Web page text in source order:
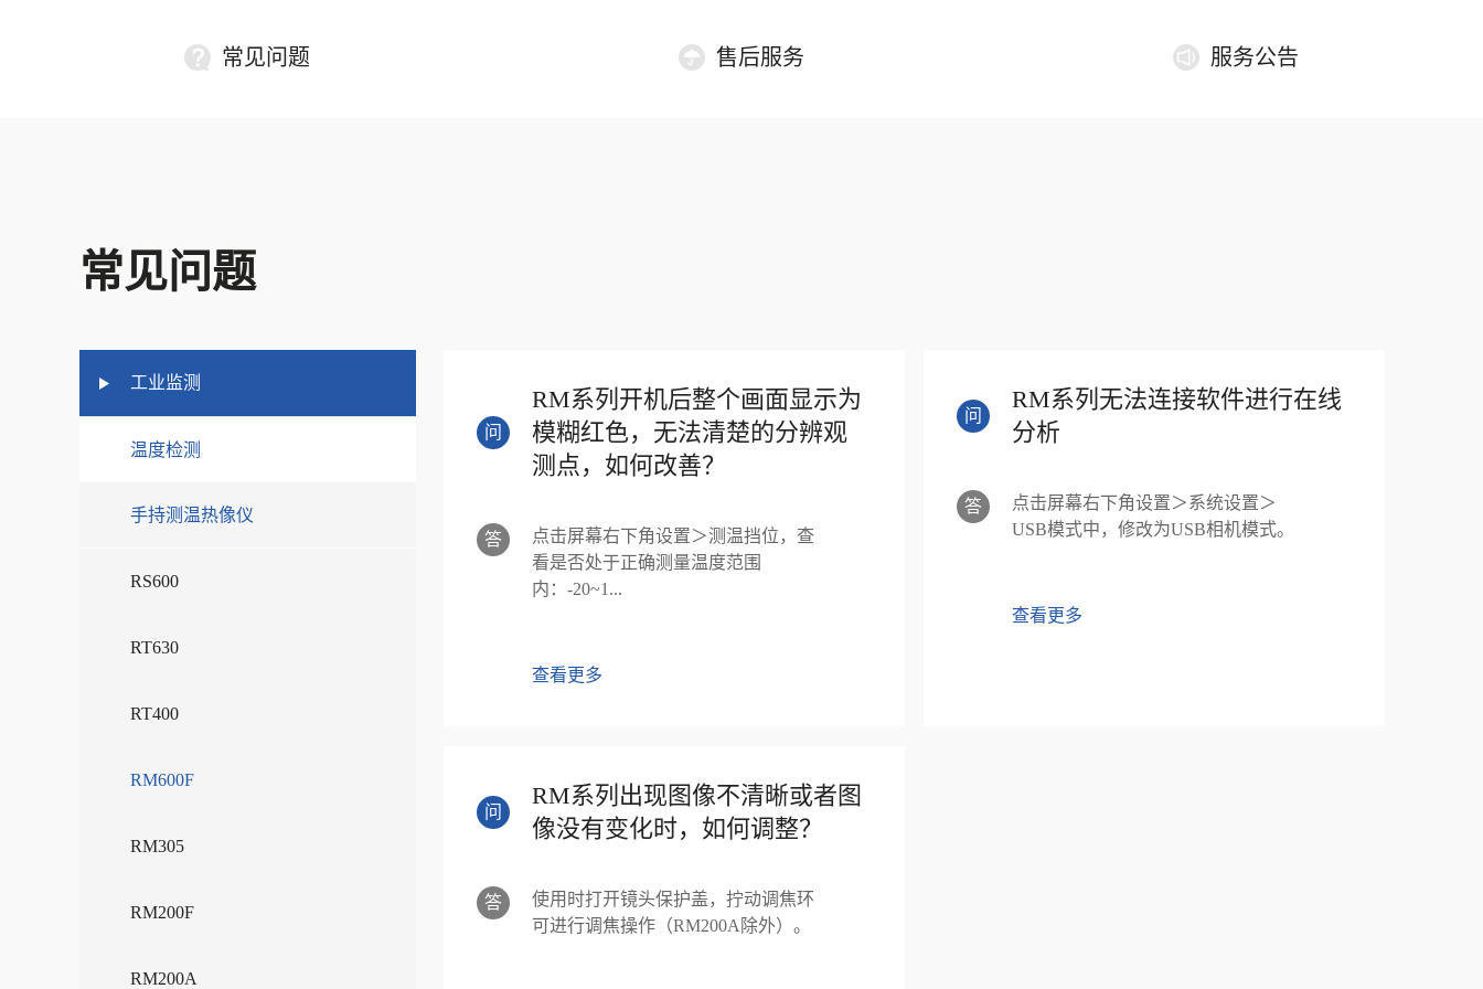
常见问题 售后服务 服务公告
常见问题
工业监测
温度检测
手持测温热像仪
RS600
RT630
RT400
RM600F
RM305
RM200F
RM200A
问
RM系列开机后整个画面显示为
模糊红色，无法清楚的分辨观
测点，如何改善？
答
点击屏幕右下角设置＞测温挡位，查
看是否处于正确测量温度范围
内：-20~1...
查看更多
问
RM系列无法连接软件进行在线
分析
答
点击屏幕右下角设置＞系统设置＞
USB模式中，修改为USB相机模式。
查看更多
问
RM系列出现图像不清晰或者图
像没有变化时，如何调整？
答
使用时打开镜头保护盖，拧动调焦环
可进行调焦操作（RM200A除外）。